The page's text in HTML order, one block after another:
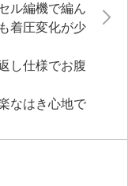
ル編機で編ん
着圧変化が少
し仕様でお腹
なはき心地で
仕様のため羽
ッチ部分の布